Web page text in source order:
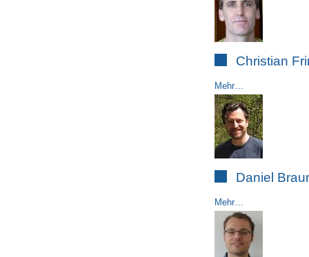
Christian
Mehr…
Daniel
Mehr…